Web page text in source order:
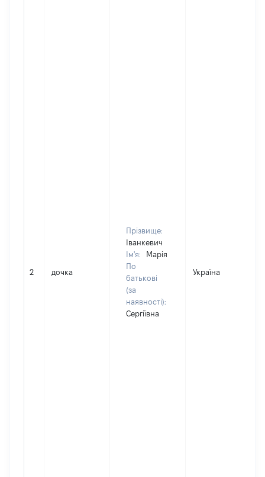
2 дочка
Прізвище:
Іванкевич
Ім'я:
Марія
По
батькові
(за
наявності):
Сергіївна
Україна